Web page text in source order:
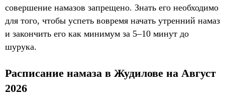
совершение намазов запрещено. Знать его необходимо
для того, чтобы успеть вовремя начать утренний намаз
и закончить его как минимум за 5–10 минут до
шурука.
Расписание намаза в Жудилове на Август
2026